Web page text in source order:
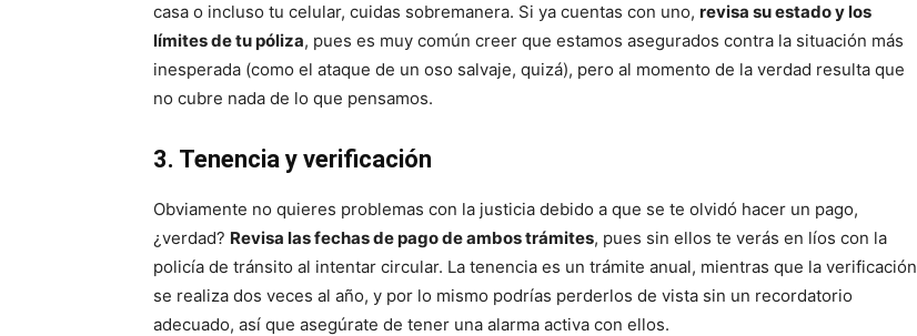
casa o incluso tu celular, cuidas sobremanera. Si ya cuentas con uno, revisa su estado y los
límites de tu póliza, pues es muy común creer que estamos asegurados contra la situación más
inesperada (como el ataque de un oso salvaje, quizá), pero al momento de la verdad resulta que
no cubre nada de lo que pensamos.
3. Tenencia y verificación
Obviamente no quieres problemas con la justicia debido a que se te olvidó hacer un pago,
¿verdad? Revisa las fechas de pago de ambos trámites, pues sin ellos te verás en líos con la
policía de tránsito al intentar circular. La tenencia es un trámite anual, mientras que la verificación
se realiza dos veces al año, y por lo mismo podrías perderlos de vista sin un recordatorio
adecuado, así que asegúrate de tener una alarma activa con ellos.